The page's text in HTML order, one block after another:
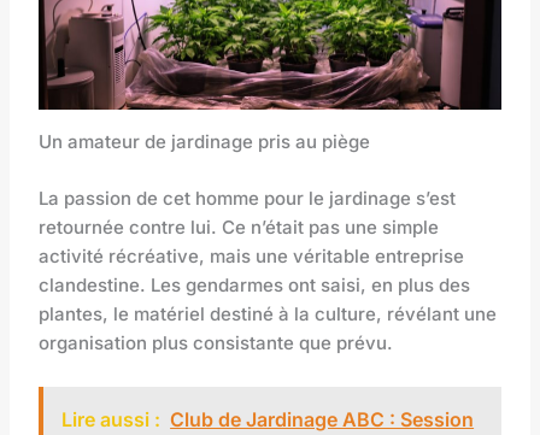
Un amateur de jardinage pris au piège
La passion de cet homme pour le jardinage s’est
retournée contre lui. Ce n’était pas une simple
activité récréative, mais une véritable entreprise
clandestine. Les gendarmes ont saisi, en plus des
plantes, le matériel destiné à la culture, révélant une
organisation plus consistante que prévu.
Lire aussi : Club de Jardinage ABC : Session